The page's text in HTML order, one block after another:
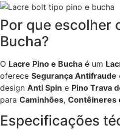
Por que escolher
Bucha?
O Lacre Pino e Bucha é um
oferece Segurança Antifraude
design Anti Spin e Pino Trava
para Caminhões, Contêineres
Especificações